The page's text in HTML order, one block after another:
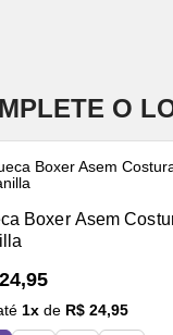
O
Boxer Asem
1x de R$ 24,95